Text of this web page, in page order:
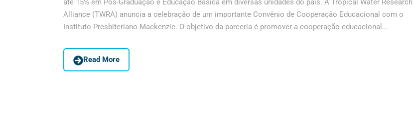
até 15% em Pós-Graduação e Educação Básica em diversas unidades do país. A Tropical Water Research
Alliance (TWRA) anuncia a celebração de um importante Convênio de Cooperação Educacional com o
Instituto Presbiteriano Mackenzie. O objetivo da parceria é promover a cooperação educacional...
Read More